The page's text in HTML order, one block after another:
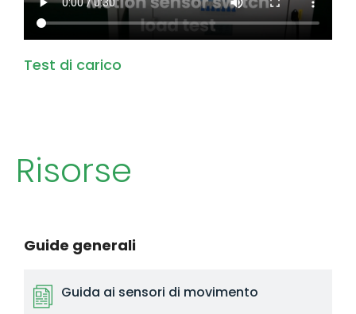
Test di carico
Risorse
Guide generali
Guida ai sensori di movimento